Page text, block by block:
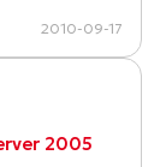
2010-09-17
2005